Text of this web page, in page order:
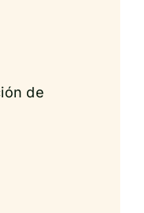
de